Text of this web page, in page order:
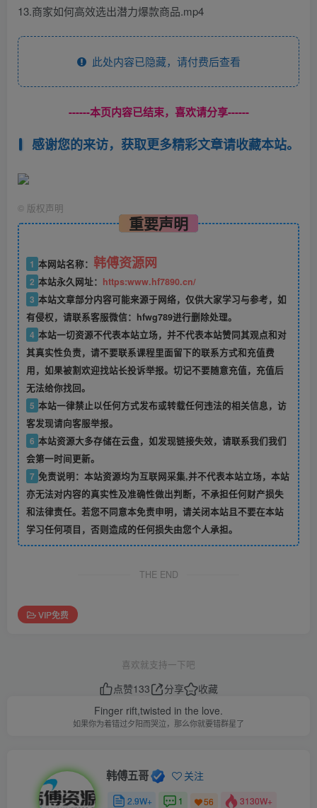
13.商家如何高效选出潜力爆款商品.mp4
此处内容已隐藏，请付费后查看
------本页内容已结束，喜欢请分享------
感谢您的来访，获取更多精彩文章请收藏本站。
© 版权声明
重要声明
1 本网站名称： 韩傅资源网
2 本站永久网址： https:www.hf7890.cn/
3 本站文章部分内容可能来源于网络，仅供大家学习与参考，如
有侵权，请联系客服微信：hfwg789进行删除处理。
4 本站一切资源不代表本站立场，并不代表本站赞同其观点和对
其真实性负责，请不要联系课程里面留下的联系方式和充值费
用，如果被割欢迎找站长投诉举报。切记不要随意充值，充值后
无法给你找回。
5 本站一律禁止以任何方式发布或转载任何违法的相关信息，访
客发现请向客服举报。
6 本站资源大多存储在云盘，如发现链接失效，请联系我们我们
会第一时间更新。
7 免责说明：本站资源均为互联网采集,并不代表本站立场，本站
亦无法对内容的真实性及准确性做出判断，不承担任何财产损失
和法律责任。若您不同意本免责申明，请关闭本站且不要在本站
学习任何项目，否则造成的任何损失由您个人承担。
THE END
VIP免费
喜欢就支持一下吧
点赞133 分享
收藏
Finger rift,twisted in the love.
如果你为着错过夕阳而哭泣，那么你就要错群星了
韩傅五哥 关注
2.9W+ 1 56 3130W+